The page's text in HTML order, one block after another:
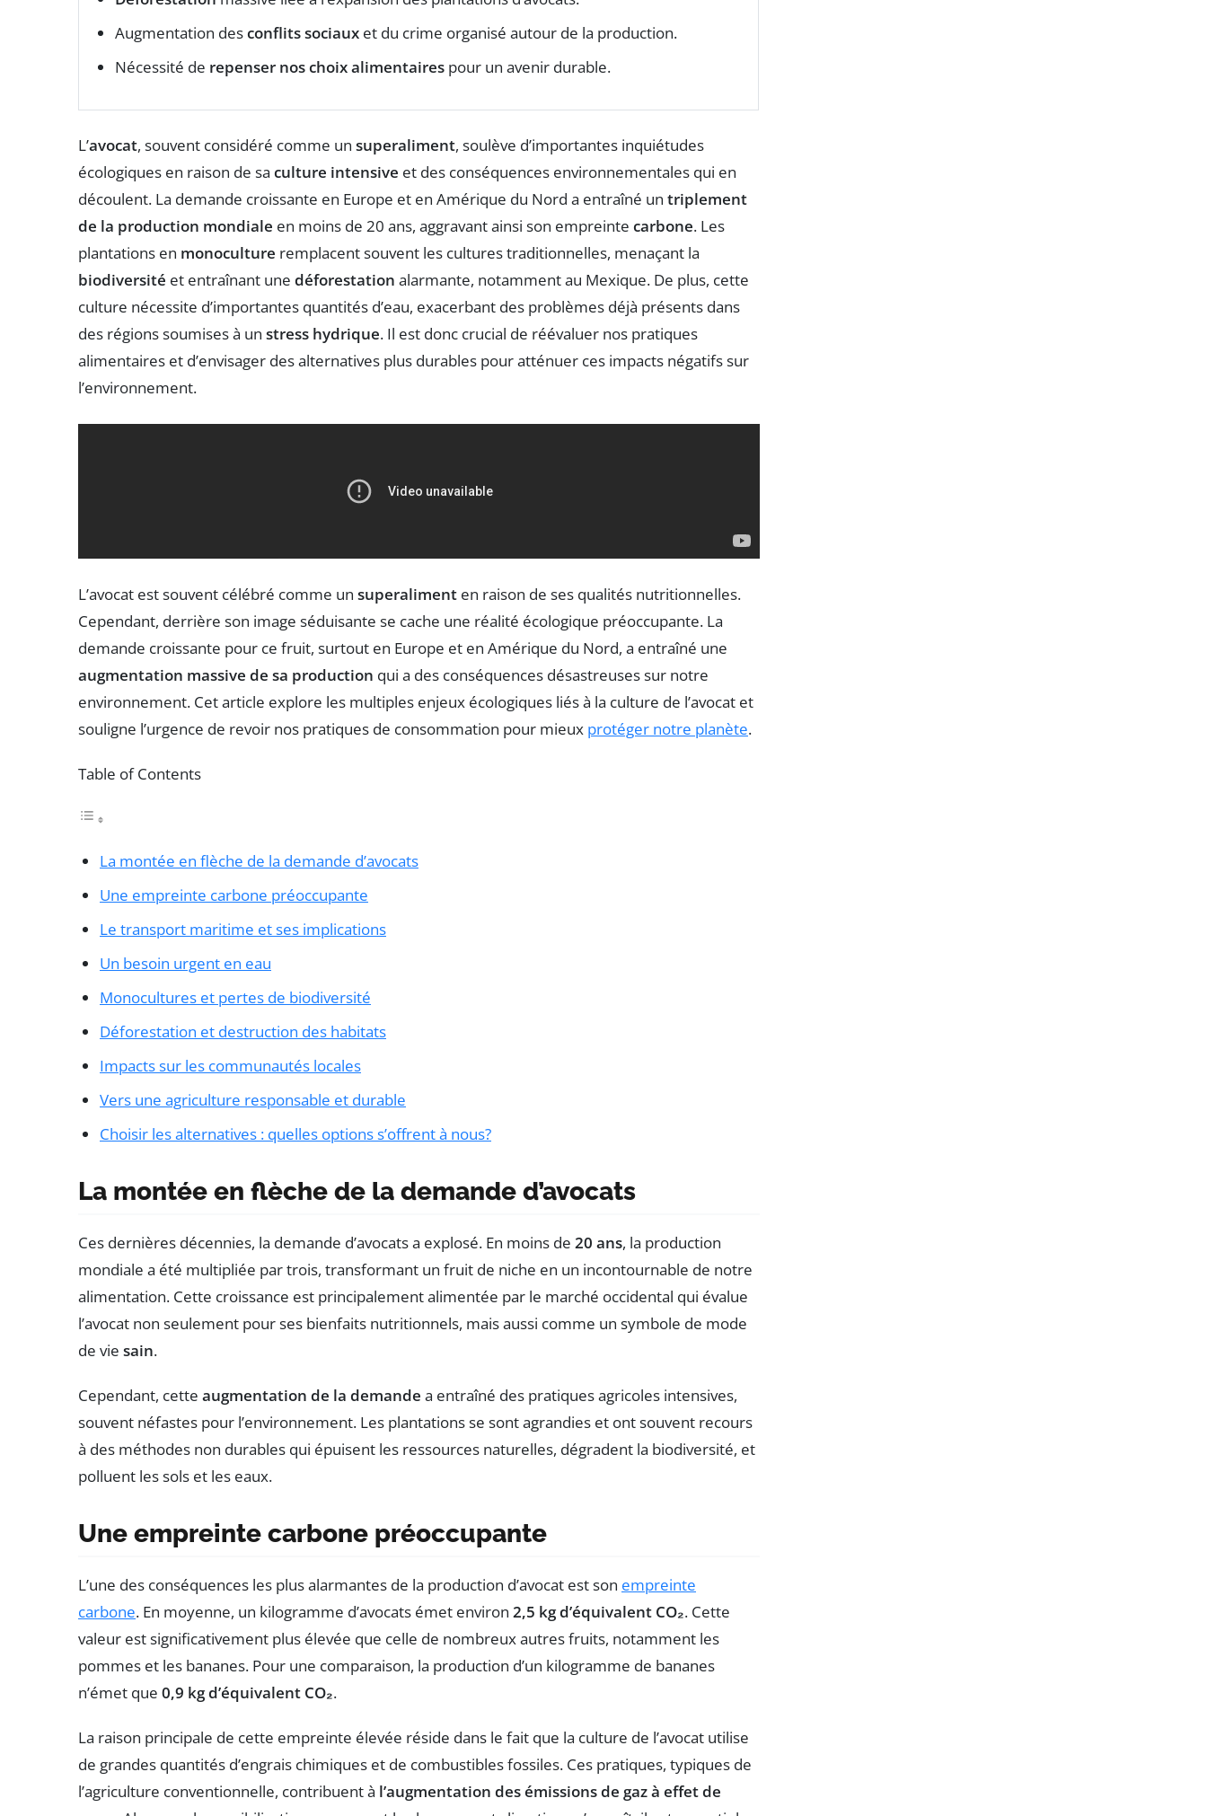
Augmentation desconflits sociaux et du crime organisé autour de la production.
Nécessité de repenser nos choix alimentaires pour un avenir durable.
L’avocat, souvent considéré comme un superaliment, soulève d’importantes inquiétudes
écologiques en raison de sa culture intensive et des conséquences environnementales qui en
découlent. La demande croissante en Europe et en Amérique du Nord a entraîné un triplement
de la production mondiale en moins de 20 ans, aggravant ainsi son empreinte carbone. Les
plantations en monoculture remplacent souvent les cultures traditionnelles, menaçant la
biodiversité et entraînant une déforestation alarmante, notamment au Mexique. De plus, cette
culture nécessite d’importantes quantités d’eau, exacerbant des problèmes déjà présents dans
des régions soumises à un stress hydrique. Il est donc crucial de réévaluer nos pratiques
alimentaires et d’envisager des alternatives plus durables pour atténuer ces impacts négatifs sur
l’environnement.
L’avocat est souvent célébré comme un superaliment en raison de ses qualités nutritionnelles.
Cependant, derrière son image séduisante se cache une réalité écologique préoccupante. La
demande croissante pour ce fruit, surtout en Europe et en Amérique du Nord, a entraîné une
augmentation massive de sa production qui a des conséquences désastreuses sur notre
environnement. Cet article explore les multiples enjeux écologiques liés à la culture de l’avocat et
souligne l’urgence de revoir nos pratiques de consommation pour mieux protéger notre planète.
Table of Contents
La montée en flèche de la demande d’avocats
Une empreinte carbone préoccupante
Le transport maritime et ses implications
Un besoin urgent en eau
Monocultures et pertes de biodiversité
Déforestation et destruction des habitats
Impacts sur les communautés locales
Vers une agriculture responsable et durable
Choisir les alternatives : quelles options s’offrent à nous?
La montée en flèche de la demande d’avocats
Ces dernières décennies, la demande d’avocats a explosé. En moins de 20 ans, la production
mondiale a été multipliée par trois, transformant un fruit de niche en un incontournable de notre
alimentation. Cette croissance est principalement alimentée par le marché occidental qui évalue
l’avocat non seulement pour ses bienfaits nutritionnels, mais aussi comme un symbole de mode
de vie sain.
Cependant, cette augmentation de la demande a entraîné des pratiques agricoles intensives,
souvent néfastes pour l’environnement. Les plantations se sont agrandies et ont souvent recours
à des méthodes non durables qui épuisent les ressources naturelles, dégradent la biodiversité, et
polluent les sols et les eaux.
Une empreinte carbone préoccupante
L’une des conséquences les plus alarmantes de la production d’avocat est son empreinte
carbone. En moyenne, un kilogramme d’avocats émet environ 2,5 kg d’équivalent CO₂. Cette
valeur est significativement plus élevée que celle de nombreux autres fruits, notamment les
pommes et les bananes. Pour une comparaison, la production d’un kilogramme de bananes
n’émet que 0,9 kg d’équivalent CO₂.
La raison principale de cette empreinte élevée réside dans le fait que la culture de l’avocat utilise
de grandes quantités d’engrais chimiques et de combustibles fossiles. Ces pratiques, typiques de
l’agriculture conventionnelle, contribuent à l’augmentation des émissions de gaz à effet de